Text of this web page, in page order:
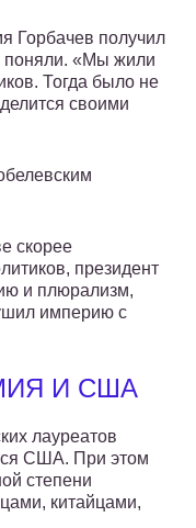
Горбачев получил
поняли. «Мы жили
Тогда было не
своими
скорее
президент
и плюрализм,
империю с
И США
лауреатов
США. При этом
степени
китайцами,